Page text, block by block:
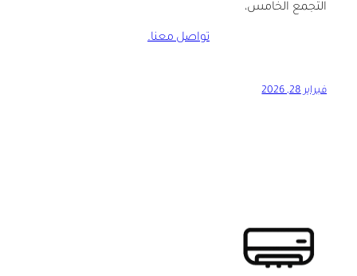
التجمع الخامس،
تواصل معنا.
فبراير 28, 2026